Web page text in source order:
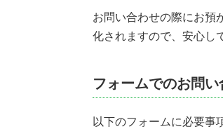
お問い合わせの際にお預
化されますので、安心し
フォームでのお問い
以下のフォームに必要事